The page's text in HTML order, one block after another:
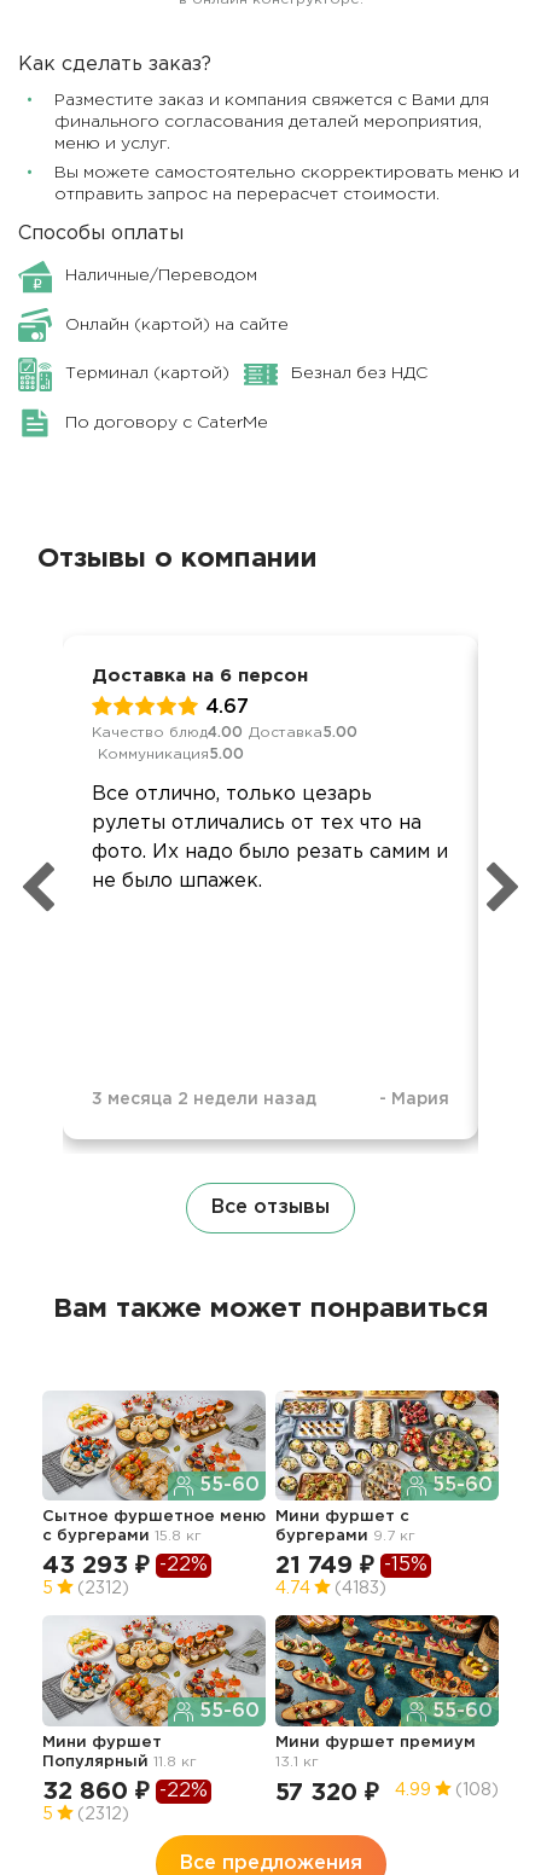
Как сделать заказ?
Разместите заказ и компания свяжется с Вами для
финального согласования деталей мероприятия,
меню и услуг.
Вы можете самостоятельно скорректировать меню и
отправить запрос на перерасчет стоимости.
Способы оплаты
Наличные/Переводом
Онлайн (картой) на сайте
Терминал (картой) Безнал без НДС
По договору с CaterMe
Отзывы о компании
Доставка на 6 персон
4.67
Качество блюд4.00 Доставка5.00
Коммуникация5.00
Все отлично, только цезарь
рулеты отличались от тех что на
фото. Их надо было резать самим и
не было шпажек.
3 месяца 2 недели назад - Мария
Все отзывы
Вам также может понравиться
55-60
Сытное фуршетное меню
с бургерами 15.8 кг
43 293 ₽ -22%
5 (2312)
55-60
Мини фуршет с
бургерами 9.7 кг
21 749 ₽ -15%
4.74 (4183)
55-60
Мини фуршет
Популярный 11.8 кг
32 860 ₽ -22%
5 (2312)
55-60
Мини фуршет премиум
13.1 кг
57 320 ₽ 4.99 (108)
Все предложения